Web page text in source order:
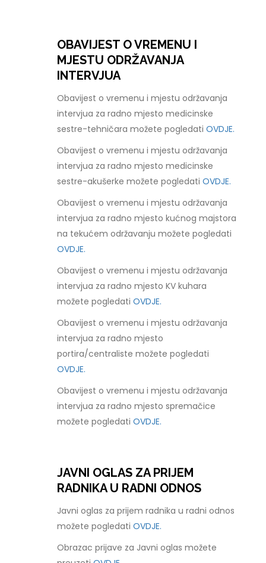
OBAVIJEST O VREMENU I
MJESTU ODRŽAVANJA
INTERVJUA
Obavijest o vremenu i mjestu održavanja
intervjua za radno mjesto medicinske
sestre-tehničara možete pogledatiOVDJE.
Obavijest o vremenu i mjestu održavanja
intervjua za radno mjesto medicinske
sestre-akušerke možete pogledatiOVDJE.
Obavijest o vremenu i mjestu održavanja
intervjua za radno mjesto kućnog majstora
na tekućem održavanju možete pogledati
OVDJE.
Obavijest o vremenu i mjestu održavanja
intervjua za radno mjesto KV kuhara
možete pogledatiOVDJE.
Obavijest o vremenu i mjestu održavanja
intervjua za radno mjesto
portira/centraliste možete pogledati
OVDJE.
Obavijest o vremenu i mjestu održavanja
intervjua za radno mjesto spremačice
možete pogledatiOVDJE.
JAVNI OGLAS ZA PRIJEM
RADNIKA U RADNI ODNOS
Javni oglas za prijem radnika u radni odnos
možete pogledatiOVDJE.
Obrazac prijave za Javni oglas možete